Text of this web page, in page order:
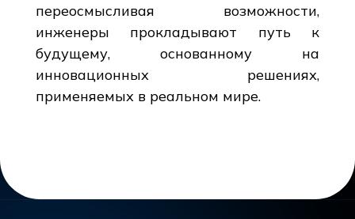
переосмысливая возможности,
инженеры прокладывают путь к
будущему, основанному на
инновационных решениях,
применяемых в реальном мире.